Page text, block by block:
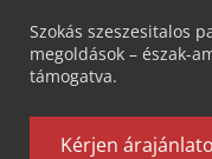
Szokás szeszesitalos
megoldások – észak-
támogatva.
Kérjen